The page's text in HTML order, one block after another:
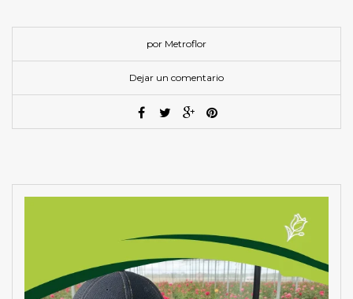
por Metroflor
Dejar un comentario